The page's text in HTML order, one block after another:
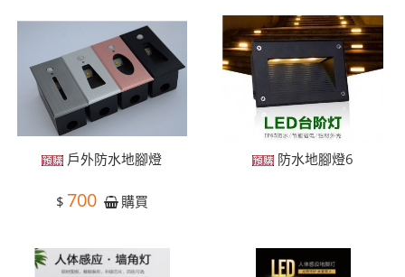
戶外防水地腳燈
$ 700 購買
防水地腳燈6